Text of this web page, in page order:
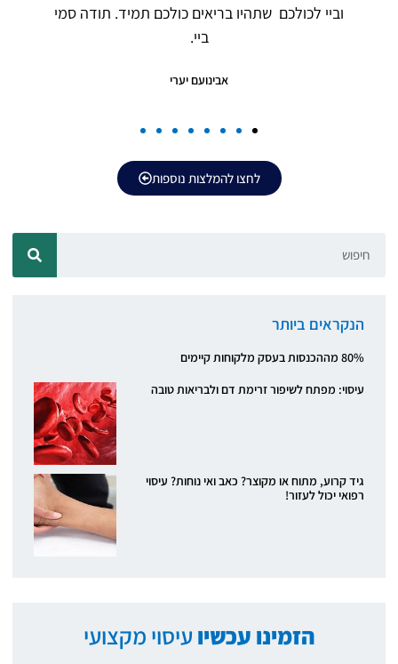
וביי לכולכם שתהיו בריאים כולכם תמיד. תודה סמי
ביי.
אבינועם יערי
לחצו להמלצות נוספות
הנקראים ביותר
80% מההכנסות בעסק מלקוחות קיימים
עיסוי: מפתח לשיפור זרימת דם ולבריאות טובה
גיד קרוע, מתוח או מקוצר? כאב ואי נוחות? עיסוי
רפואי יכול לעזור!
הזמינו עכשיו עיסוי מקצועי